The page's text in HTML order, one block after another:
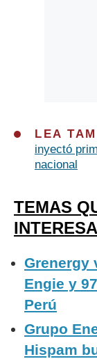
LEA
inyectó
nacional
TEMAS
Grenergy
Engie y
Perú
Grupo
Hispam